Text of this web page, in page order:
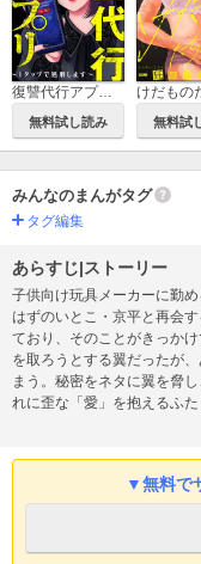
復讐代行アプリ ～1タップで処刑します～（分冊版）
無料試し読み 無料試
みんなのまんがタグ
タグ編集
あらすじ|ストーリー
子供向け玩具メーカーに勤
はずのいとこ・京平と再会
ており、そのことがきっか
を取ろうとする翼だったが
まう。秘密をネタに翼を脅
れに歪な「愛」を抱える
作品は「comic RiSky(リス
▼無料で